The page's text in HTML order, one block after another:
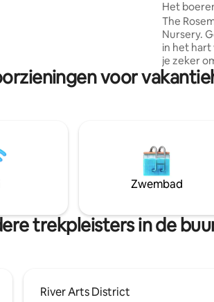
van Waynesville en Asheville.
rings
Het
The
Nursery.
in het
je zeker
en natuur.
planten-
om ook
op 60
enkele
Het ligt op
locatie
voor
Zwembad
trekpleisters in de
River Arts District